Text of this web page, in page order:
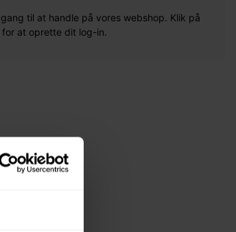
til at handle på vores webshop. Klik på
for at oprette dit log-in.